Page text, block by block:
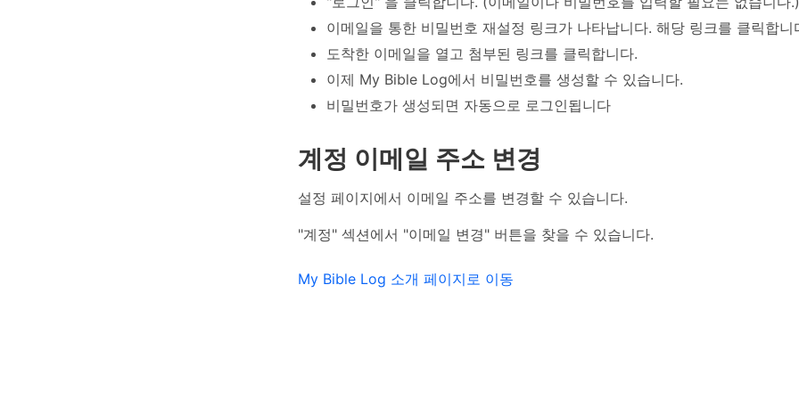
이메일을 통한 비밀번호 재설정 링크가 나타납니다. 해당 링크를 클릭합니
도착한 이메일을 열고 첨부된 링크를 클릭합니다.
이제 My Bible Log에서 비밀번호를 생성할 수 있습니다.
비밀번호가 생성되면 자동으로 로그인됩니다
계정 이메일 주소 변경
설정 페이지에서 이메일 주소를 변경할 수 있습니다.
"계정" 섹션에서 "이메일 변경" 버튼을 찾을 수 있습니다.
My Bible Log 소개 페이지로 이동